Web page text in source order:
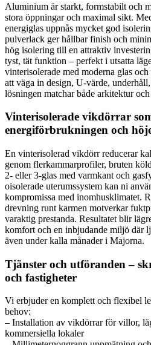
Aluminium är starkt, formstabilt och
stora öppningar och maximal sikt.
energiglas uppnås mycket god
pulverlack ger hållbar finish och
hög isolering till en attraktiv
tyst, tät funktion – perfekt i utsatta
vinterisolerade med moderna glas
att väga in design, U-värde,
lösningen matchar både arkitektur
Vinterisolerade vikdörrar
energiförbrukningen och
En vinterisolerad vikdörr reducerar
genom flerkammarprofiler, bruten
2- eller 3-glas med varmkant och
oisolerade uterumssystem kan ni
kompromissa med inomhusklimatet.
drevning runt karmen motverkar
varaktig prestanda. Resultatet blir
komfort och en inbjudande miljö där
även under kalla månader i Majorna.
Tjänster och utföranden –
och fastigheter
Vi erbjuder en komplett och flexibel
behov:
– Installation av vikdörrar för villor,
kommersiella lokaler